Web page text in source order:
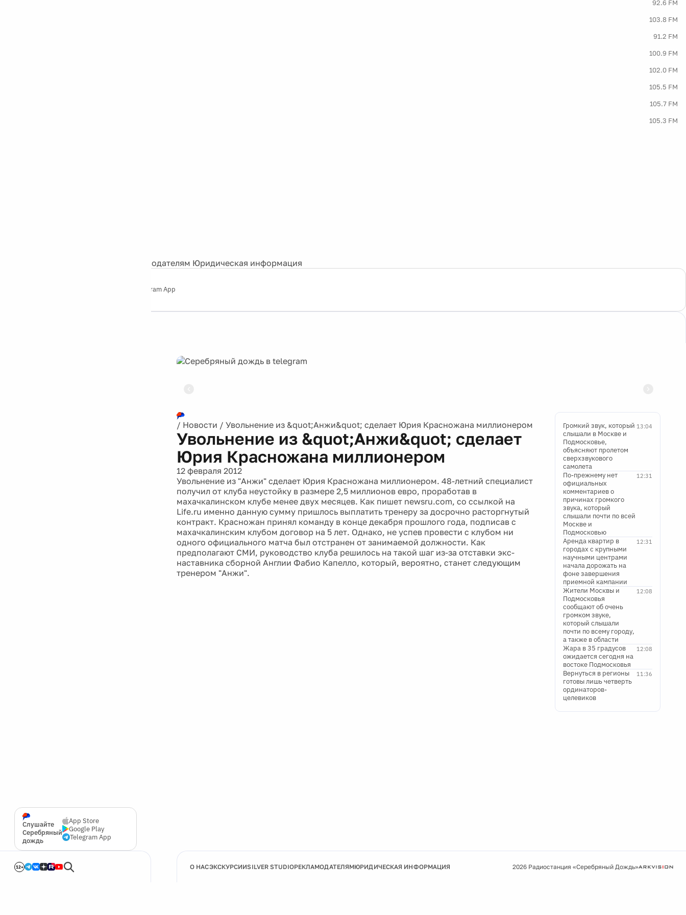
92.6 FM
103.8 FM
91.2 FM
100.9 FM
102.0 FM
105.5 FM
105.7 FM
105.3 FM
Рекламодателям Юридическая информация
Telegram App
Слушайте
Серебряный
дождь
App Store
Google Play
Telegram App
12+
/ Новости / Увольнение из &quot;Анжи&quot; сделает Юрия Красножана миллионером
Увольнение из &quot;Анжи&quot; сделает
Юрия Красножана миллионером
12 февраля 2012
Увольнение из "Анжи" сделает Юрия Красножана миллионером. 48-летний специалист
получил от клуба неустойку в размере 2,5 миллионов евро, проработав в
махачкалинском клубе менее двух месяцев. Как пишет newsru.com, со ссылкой на
Life.ru именно данную сумму пришлось выплатить тренеру за досрочно расторгнутый
контракт. Красножан принял команду в конце декабря прошлого года, подписав с
махачкалинским клубом договор на 5 лет. Однако, не успев провести с клубом ни
одного официального матча был отстранен от занимаемой должности. Как
предполагают СМИ, руководство клуба решилось на такой шаг из-за отставки экс-
наставника сборной Англии Фабио Капелло, который, вероятно, станет следующим
тренером "Анжи".
13:04
Громкий звук, который
слышали в Москве и
Подмосковье,
объясняют пролетом
сверхзвукового
самолета
12:31
По-прежнему нет
официальных
комментариев о
причинах громкого
звука, который
слышали почти по всей
Москве и
Подмосковью
12:31
Аренда квартир в
городах с крупными
научными центрами
начала дорожать на
фоне завершения
приемной кампании
12:08
Жители Москвы и
Подмосковья
сообщают об очень
громком звуке,
который слышали
почти по всему городу,
а также в области
12:08
Жара в 35 градусов
ожидается сегодня на
востоке Подмосковья
11:36
Вернуться в регионы
готовы лишь четверть
ординаторов-
целевиков
О НАСЭКСКУРСИИSILVER STUDIOРЕКЛАМОДАТЕЛЯМЮРИДИЧЕСКАЯ ИНФОРМАЦИЯ 2026 Радиостанция «Серебряный Дождь»